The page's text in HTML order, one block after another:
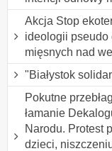
Akcja Stop
ideologii pseudo
mięsnych nad
"Białystok
Pokutne
łamanie
Narodu. Protest
dzieci,